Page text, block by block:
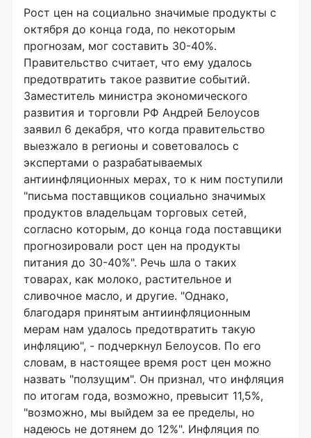
Рост цен на социально значимые продукты с
октября до конца года, по некоторым
прогнозам, мог составить 30-40%.
Правительство считает, что ему удалось
предотвратить такое развитие событий.
Заместитель министра экономического
развития и торговли РФ Андрей Белоусов
заявил 6 декабря, что когда правительство
выезжало в регионы и советовалось с
экспертами о разрабатываемых
антиинфляционных мерах, то к ним поступили
"письма поставщиков социально значимых
продуктов владельцам торговых сетей,
согласно которым, до конца года поставщики
прогнозировали рост цен на продукты
питания до 30-40%". Речь шла о таких
товарах, как молоко, растительное и
сливочное масло, и другие. "Однако,
благодаря принятым антиинфляционным
мерам нам удалось предотвратить такую
инфляцию", - подчеркнул Белоусов. По его
словам, в настоящее время рост цен можно
назвать "ползущим". Он признал, что инфляция
по итогам года, возможно, превысит 11,5%,
"возможно, мы выйдем за ее пределы, но
надеюсь не дотянем до 12%". Инфляция по